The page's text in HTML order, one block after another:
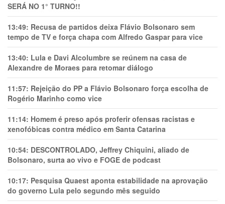
SERÁ NO 1° TURNO!!
13:49: Recusa de partidos deixa Flávio Bolsonaro sem
tempo de TV e força chapa com Alfredo Gaspar para vice
13:40: Lula e Davi Alcolumbre se reúnem na casa de
Alexandre de Moraes para retomar diálogo
11:57: Rejeição do PP a Flávio Bolsonaro força escolha de
Rogério Marinho como vice
11:14: Homem é preso após proferir ofensas racistas e
xenofóbicas contra médico em Santa Catarina
10:54: DESCONTROLADO, Jeffrey Chiquini, aliado de
Bolsonaro, surta ao vivo e FOGE de podcast
10:17: Pesquisa Quaest aponta estabilidade na aprovação
do governo Lula pelo segundo mês seguido